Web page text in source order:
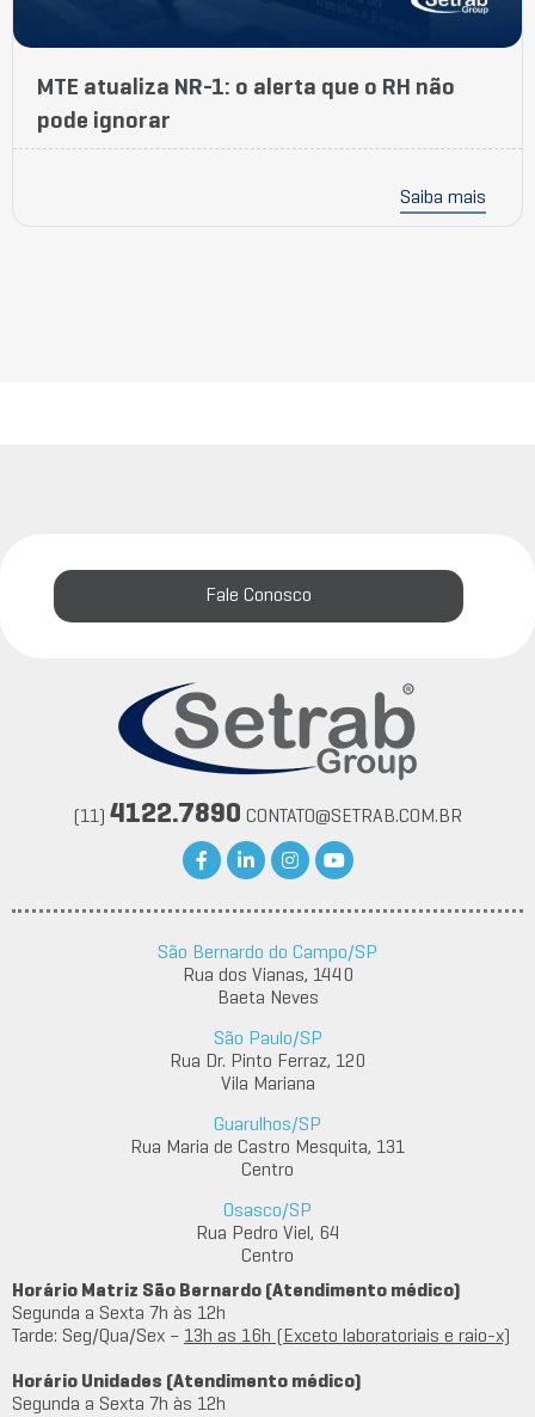
MTE atualiza NR-1: o alerta que o RH não
pode ignorar
Saiba mais
(11) 4122.7890 CONTATO@SETRAB.COM.BR
São Bernardo do Campo/SP
Rua dos Vianas, 1440
Baeta Neves
São Paulo/SP
Rua Dr. Pinto Ferraz, 120
Vila Mariana
Guarulhos/SP
Rua Maria de Castro Mesquita, 131
Centro
Osasco/SP
Rua Pedro Viel, 64
Centro
Horário Matriz São Bernardo (Atendimento médico)
Segunda a Sexta 7h às 12h
Tarde: Seg/Qua/Sex – 13h as 16h (Exceto laboratoriais e raio-x)
Horário Unidades (Atendimento médico)
Segunda a Sexta 7h às 12h
Fale Conosco